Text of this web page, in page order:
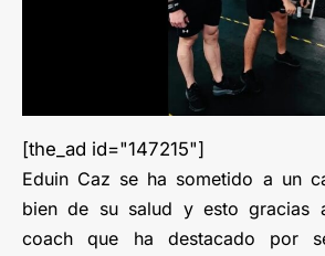
[the_ad id="147215"]
Eduin Caz se ha sometido a un
bien de su salud y esto gracias
coach que ha destacado por